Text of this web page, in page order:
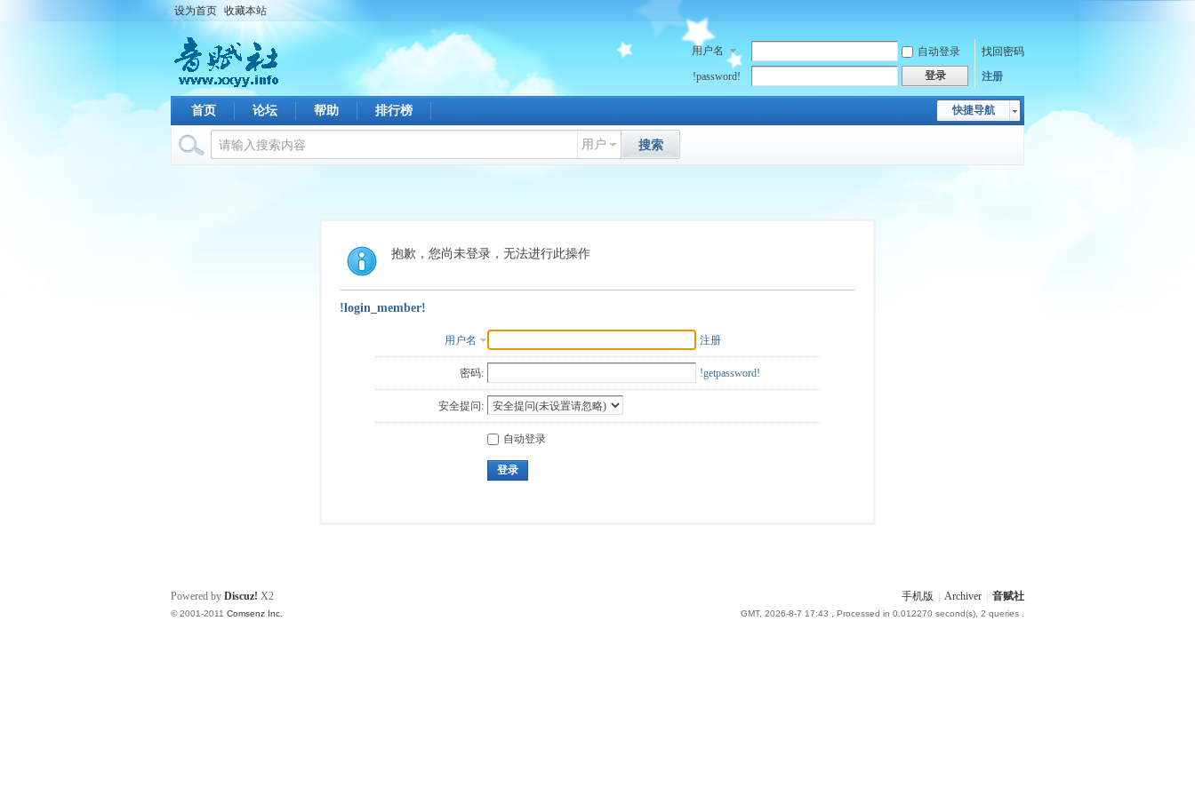
设为首页 收藏本站
用户名 自动登录
找回密码
!password!
登录 注册
快捷导航
首页 论坛 帮助 排行榜
用户 搜索
抱歉，您尚未登录，无法进行此操作
!login_member!
用户名 注册
密码: !getpassword!
安全提问:
自动登录
登录
手机版 Archiver 音赋社
GMT, 2026-8-7 17:43 , Processed in 0.012270 second(s), 2 queries .
Powered by Discuz! X2
© 2001-2011 Comsenz Inc.